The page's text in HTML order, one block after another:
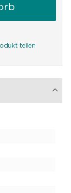
teilen